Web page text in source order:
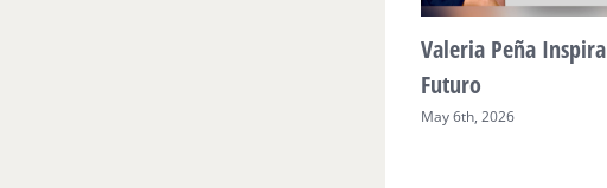
Valeria Peña Inspira
Futuro
May 6th, 2026